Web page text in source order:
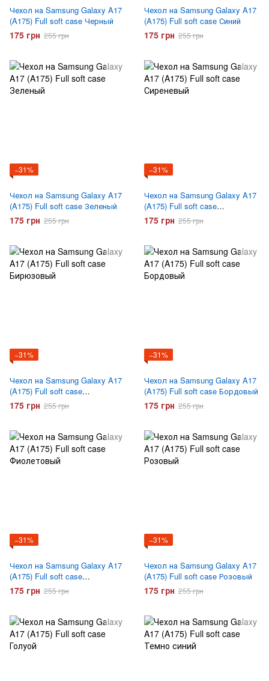
Чехол на Samsung Galaxy A17
(A175) Full soft case Черный
175 грн 255 грн
Чехол на Samsung Galaxy A17
(A175) Full soft case Синий
175 грн 255 грн
−31%
Чехол на Samsung Galaxy A17
(A175) Full soft case Зеленый
175 грн 255 грн
−31%
Чехол на Samsung Galaxy A17
(A175) Full soft case
Сиреневый
175 грн 255 грн
−31%
Чехол на Samsung Galaxy A17
(A175) Full soft case
Бирюзовый
175 грн 255 грн
−31%
Чехол на Samsung Galaxy A17
(A175) Full soft case Бордовый
175 грн 255 грн
−31%
Чехол на Samsung Galaxy A17
(A175) Full soft case
Фиолетовый
175 грн 255 грн
−31%
Чехол на Samsung Galaxy A17
(A175) Full soft case Розовый
175 грн 255 грн